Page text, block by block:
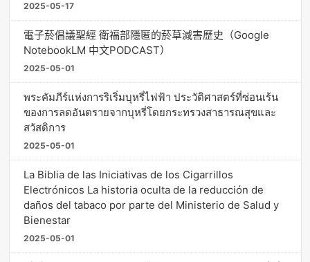
2025-05-17
電子菸倡議聖經 衛福部隱匿的菸草減害歷史（Google
NotebookLM 中文PODCAST）
2025-05-01
พระคัมภีร์แห่งการริเริ่มบุหรี่ไฟฟ้า ประวัติศาสตร์ที่ซ่อนเร้น
ของการลดอันตรายจากบุหรี่โดยกระทรวงสาธารณสุขและ
สวัสดิการ
2025-05-01
La Biblia de las Iniciativas de los Cigarrillos
Electrónicos La historia oculta de la reducción de
daños del tabaco por parte del Ministerio de Salud y
Bienestar
2025-05-01